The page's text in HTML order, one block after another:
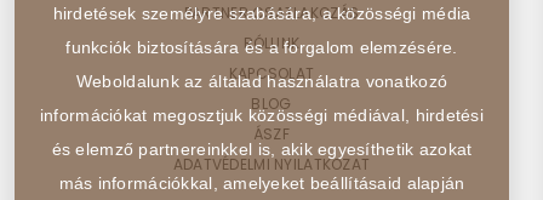
PARTNER CSATLAKOZÁS
RÓLUNK
KAPCSOLAT
BLOG
ÁSZF
ADATVÉDELMI NYILATKOZAT
hirdetések személyre szabására, a közösségi média
funkciók biztosítására és a forgalom elemzésére.
Weboldalunk az általad használatra vonatkozó
információkat megosztjuk közösségi médiával, hirdetési
és elemző partnereinkkel is, akik egyesíthetik azokat
más információkkal, amelyeket beállításaid alapján